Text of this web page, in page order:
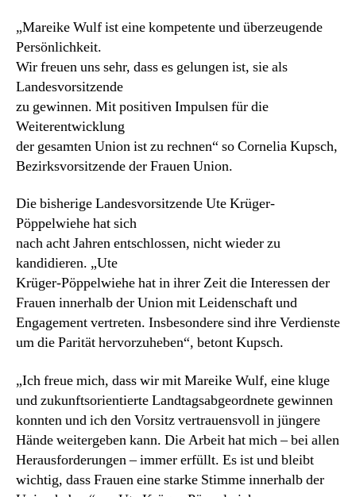
der
in
Niedersachsen
„Mareike Wulf ist eine kompetente und überzeugende
Persönlichkeit.
Wir freuen uns sehr, dass es gelungen ist, sie als
Landesvorsitzende
zu gewinnen. Mit positiven Impulsen für die
Weiterentwicklung
der gesamten Union ist zu rechnen“ so Cornelia Kupsch,
Bezirksvorsitzende der Frauen Union.
Die bisherige Landesvorsitzende Ute Krüger-
Pöppelwiehe hat sich
nach acht Jahren entschlossen, nicht wieder zu
kandidieren. „Ute
Krüger-Pöppelwiehe hat in ihrer Zeit die Interessen der
Frauen innerhalb der Union mit Leidenschaft und
Engagement vertreten. Insbesondere sind ihre Verdienste
um die Parität hervorzuheben“, betont Kupsch.
„Ich freue mich, dass wir mit Mareike Wulf, eine kluge
und zukunftsorientierte Landtagsabgeordnete gewinnen
konnten und ich den Vorsitz vertrauensvoll in jüngere
Hände weitergeben kann. Die Arbeit hat mich – bei allen
Herausforderungen – immer erfüllt. Es ist und bleibt
wichtig, dass Frauen eine starke Stimme innerhalb der